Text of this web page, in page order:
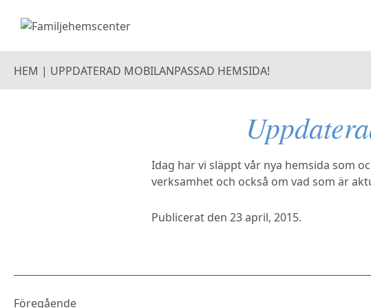
HEM | UPPDATERAD MOBILANPASSAD HEMSIDA!
Idag har vi släppt vår nya hemsida som
verksamhet och också om vad som är
Publicerat den 23 april, 2015.
Föregående